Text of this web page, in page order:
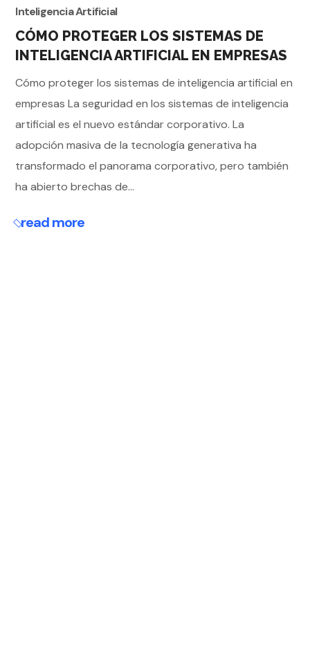
Inteligencia Artificial
CÓMO PROTEGER LOS SISTEMAS DE
INTELIGENCIA ARTIFICIAL EN EMPRESAS
Cómo proteger los sistemas de inteligencia artificial en
empresas La seguridad en los sistemas de inteligencia
artificial es el nuevo estándar corporativo. La
adopción masiva de la tecnología generativa ha
transformado el panorama corporativo, pero también
ha abierto brechas de...
read more